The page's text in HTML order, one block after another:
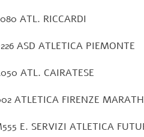
ATL.
ASD ATLETICA
ATL.
ATLETICA FIRENZE
E. SERVIZI ATLETICA